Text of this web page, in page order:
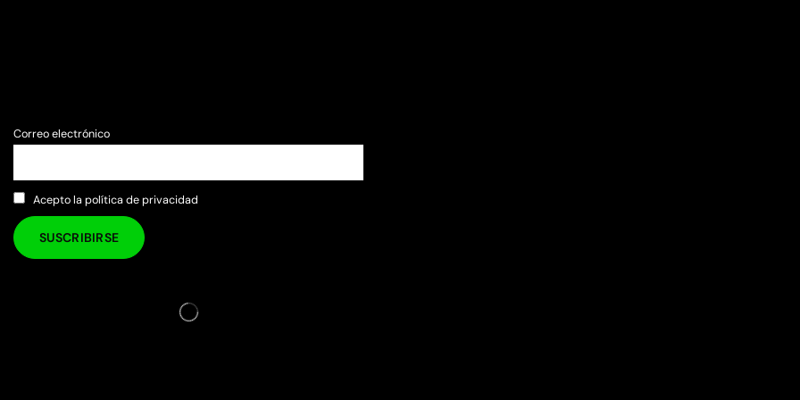
Correo electrónico
Acepto la política de privacidad